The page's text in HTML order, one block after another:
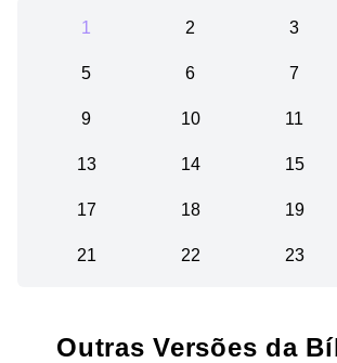
1 2 3
5 6 7
9 10 11
13 14 15
17 18 19
21 22 23
Outras Versões da